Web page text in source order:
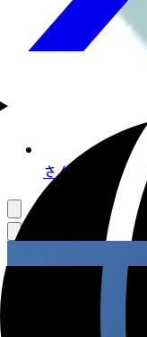
さんぽ好き